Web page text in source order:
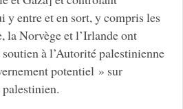
y entre et en sort, y compris les
la Norvège et l’Irlande ont
à l’Autorité palestinienne
potentiel » sur